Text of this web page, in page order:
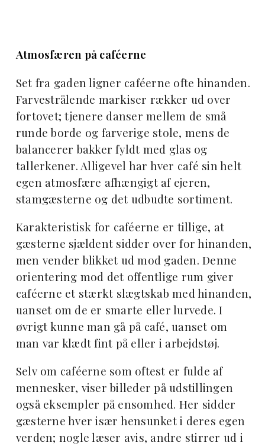
Atmosfæren på caféerne
Set fra gaden ligner caféerne ofte hinanden.
Farvestrålende markiser rækker ud over
fortovet; tjenere danser mellem de små
runde borde og farverige stole, mens de
balancerer bakker fyldt med glas og
tallerkener. Alligevel har hver café sin helt
egen atmosfære afhængigt af ejeren,
stamgæsterne og det udbudte sortiment.
Karakteristisk for caféerne er tillige, at
gæsterne sjældent sidder over for hinanden,
men vender blikket ud mod gaden. Denne
orientering mod det offentlige rum giver
caféerne et stærkt slægtskab med hinanden,
uanset om de er smarte eller lurvede. I
øvrigt kunne man gå på café, uanset om
man var klædt fint på eller i arbejdstøj.
Selv om caféerne som oftest er fulde af
mennesker, viser billeder på udstillingen
også eksempler på ensomhed. Her sidder
gæsterne hver især hensunket i deres egen
verden; nogle læser avis, andre stirrer ud i